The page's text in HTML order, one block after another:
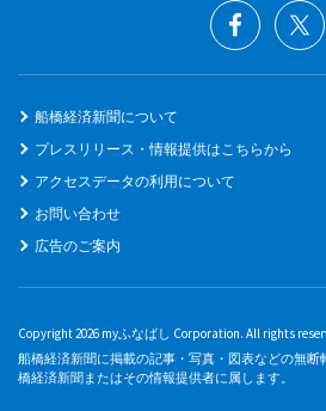
船橋経済新聞について
プレスリリース・情報提供はこちらから
アクセスデータの利用について
お問い合わせ
広告のご案内
Copyright 2026 myふなばし Corporation. All rights
船橋経済新聞に掲載の記事・写真・図表などの無
橋経済新聞またはその情報提供者に属します。